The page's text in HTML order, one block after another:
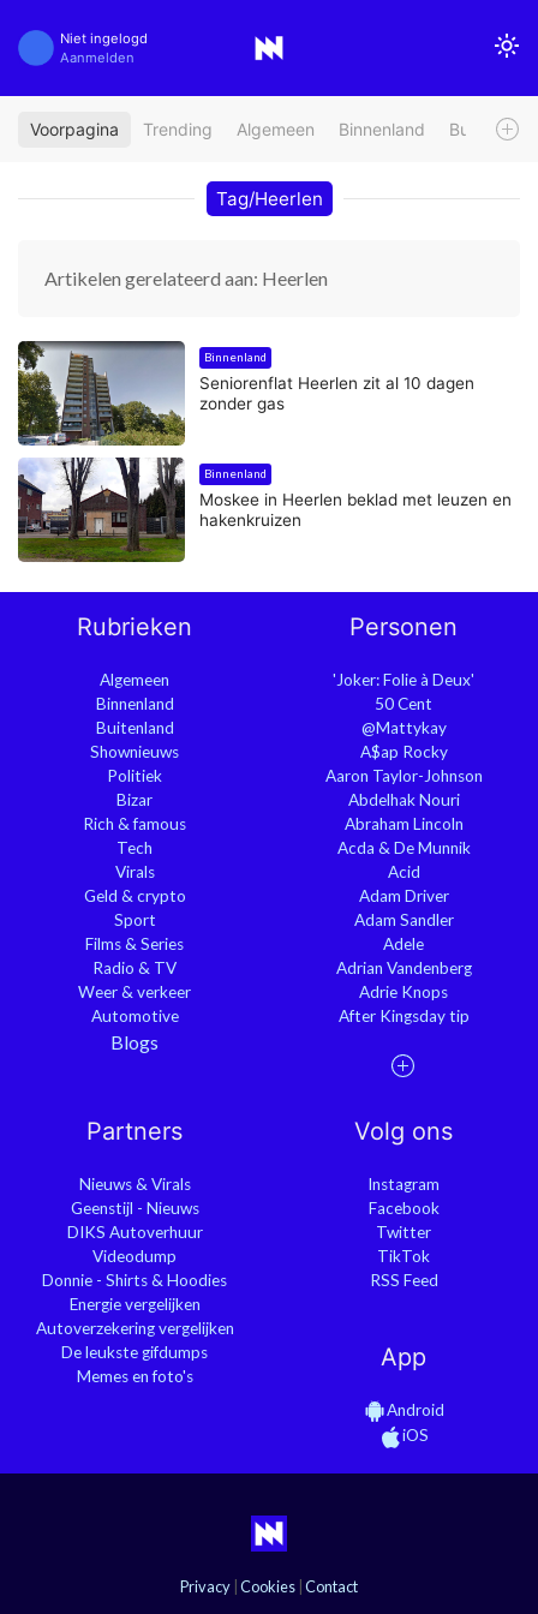
Niet ingelogd
Aanmelden
Voorpagina Trending Algemeen Binnenland Buitenland
Tag/Heerlen
Artikelen gerelateerd aan: Heerlen
Binnenland
Seniorenflat Heerlen zit al 10 dagen
zonder gas
Binnenland
Moskee in Heerlen beklad met leuzen en
hakenkruizen
Rubrieken
Algemeen
Binnenland
Buitenland
Shownieuws
Politiek
Bizar
Rich & famous
Tech
Virals
Geld & crypto
Sport
Films & Series
Radio & TV
Weer & verkeer
Automotive
Blogs
Personen
'Joker: Folie à Deux'
50 Cent
@Mattykay
A$ap Rocky
Aaron Taylor-Johnson
Abdelhak Nouri
Abraham Lincoln
Acda & De Munnik
Acid
Adam Driver
Adam Sandler
Adele
Adrian Vandenberg
Adrie Knops
After Kingsday tip
Partners
Nieuws & Virals
Geenstijl - Nieuws
DIKS Autoverhuur
Videodump
Donnie - Shirts & Hoodies
Energie vergelijken
Autoverzekering vergelijken
De leukste gifdumps
Memes en foto's
Volg ons
Instagram
Facebook
Twitter
TikTok
RSS Feed
App
Android
iOS
Privacy Cookies Contact